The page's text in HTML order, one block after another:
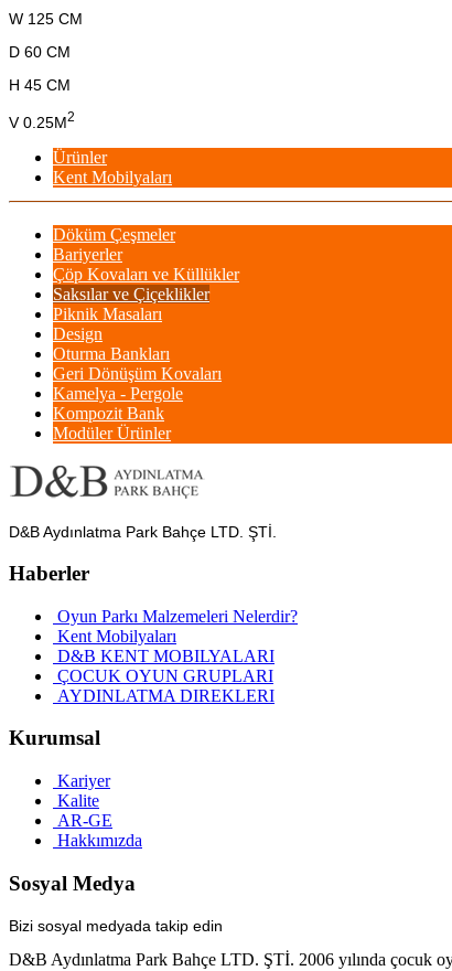
W 125 CM
D 60 CM
H 45 CM
V 0.25M2
Ürünler
Kent Mobilyaları
Döküm Çeşmeler
Bariyerler
Çöp Kovaları ve Küllükler
Saksılar ve Çiçeklikler
Piknik Masaları
Design
Oturma Bankları
Geri Dönüşüm Kovaları
Kamelya - Pergole
Kompozit Bank
Modüler Ürünler
D&B Aydınlatma Park Bahçe LTD. ŞTİ.
Haberler
Oyun Parkı Malzemeleri Nelerdir?
Kent Mobilyaları
D&B KENT MOBILYALARI
ÇOCUK OYUN GRUPLARI
AYDINLATMA DIREKLERI
Kurumsal
Kariyer
Kalite
AR-GE
Hakkımızda
Sosyal Medya
Bizi sosyal medyada takip edin
D&B Aydınlatma Park Bahçe LTD. ŞTİ. 2006 yılında çocuk